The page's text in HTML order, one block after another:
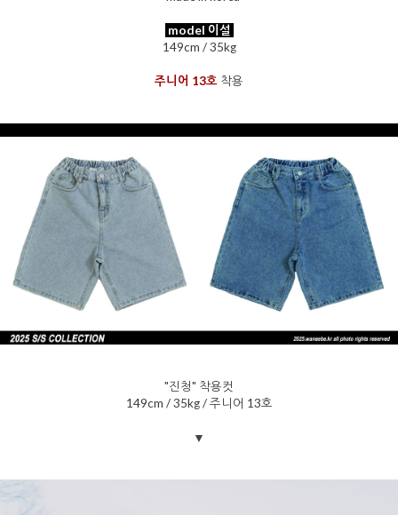
model 이설
149cm / 35kg
주니어 13호 착용
"진청" 착용컷
149cm / 35kg / 주니어 13호
▼